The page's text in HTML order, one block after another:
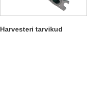
Harvesteri tarvikud